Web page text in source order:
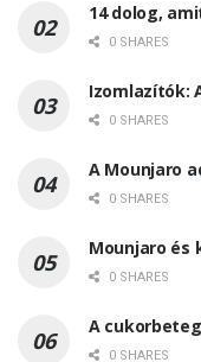
14 dolog,
0 SHARES
Izomlazítók:
0 SHARES
A Mounjaro
0 SHARES
Mounjaro és
0 SHARES
A
0 SHARES